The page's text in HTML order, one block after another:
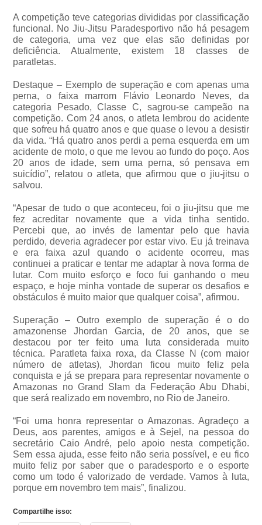
A competição teve categorias divididas por classificação
funcional. No Jiu-Jitsu Paradesportivo não há pesagem
de categoria, uma vez que elas são definidas por
deficiência. Atualmente, existem 18 classes de
paratletas.
Destaque – Exemplo de superação e com apenas uma
perna, o faixa marrom Flávio Leonardo Neves, da
categoria Pesado, Classe C, sagrou-se campeão na
competição. Com 24 anos, o atleta lembrou do acidente
que sofreu há quatro anos e que quase o levou a desistir
da vida. “Há quatro anos perdi a perna esquerda em um
acidente de moto, o que me levou ao fundo do poço. Aos
20 anos de idade, sem uma perna, só pensava em
suicídio”, relatou o atleta, que afirmou que o jiu-jitsu o
salvou.
“Apesar de tudo o que aconteceu, foi o jiu-jitsu que me
fez acreditar novamente que a vida tinha sentido.
Percebi que, ao invés de lamentar pelo que havia
perdido, deveria agradecer por estar vivo. Eu já treinava
e era faixa azul quando o acidente ocorreu, mas
continuei a praticar e tentar me adaptar à nova forma de
lutar. Com muito esforço e foco fui ganhando o meu
espaço, e hoje minha vontade de superar os desafios e
obstáculos é muito maior que qualquer coisa”, afirmou.
Superação – Outro exemplo de superação é o do
amazonense Jhordan Garcia, de 20 anos, que se
destacou por ter feito uma luta considerada muito
técnica. Paratleta faixa roxa, da Classe N (com maior
número de atletas), Jhordan ficou muito feliz pela
conquista e já se prepara para representar novamente o
Amazonas no Grand Slam da Federação Abu Dhabi,
que será realizado em novembro, no Rio de Janeiro.
“Foi uma honra representar o Amazonas. Agradeço a
Deus, aos parentes, amigos e à Sejel, na pessoa do
secretário Caio André, pelo apoio nesta competição.
Sem essa ajuda, esse feito não seria possível, e eu fico
muito feliz por saber que o paradesporto e o esporte
como um todo é valorizado de verdade. Vamos à luta,
porque em novembro tem mais”, finalizou.
Compartilhe isso: